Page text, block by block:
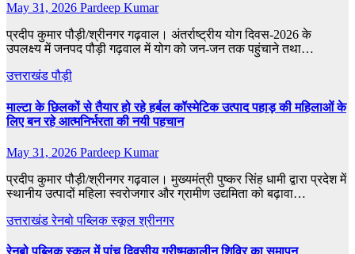
May 31, 2026 Pardeep Kumar
प्रदीप कुमार पौड़ी/श्रीनगर गढ़वाल। अंतर्राष्ट्रीय योग दिवस-2026 के
उपलक्ष्य में जनपद पौड़ी गढ़वाल में योग को जन-जन तक पहुंचाने तथा…
उत्तराखंडपौड़ी
माल्टा के छिलकों से तैयार हो रहे हर्बल कॉस्मेटिक उत्पाद पहाड़ की महिलाओं के
लिए बन रहे आत्मनिर्भरता की नयी पहचान
May 31, 2026 Pardeep Kumar
प्रदीप कुमार पौड़ी/श्रीनगर गढ़वाल। मुख्यमंत्री पुष्कर सिंह धामी द्वारा प्रदेश में
स्थानीय उत्पादों महिला स्वरोजगार और ग्रामीण उद्यमिता को बढ़ावा…
उत्तराखंडरेनबो पब्लिक स्कूलश्रीनगर